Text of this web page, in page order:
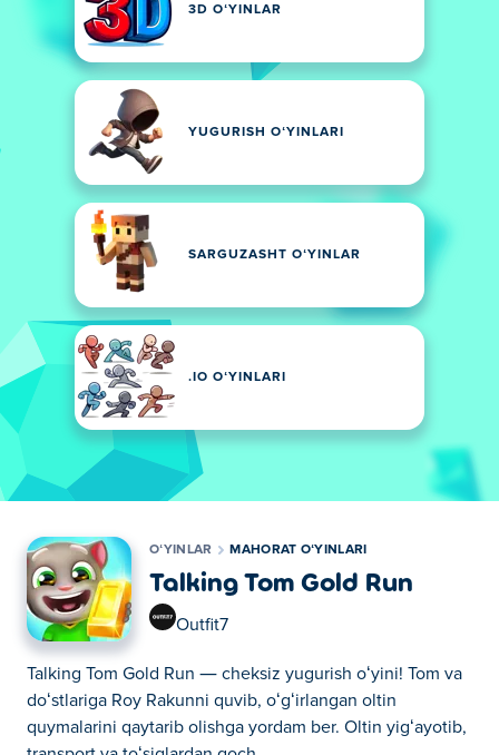
3D OʻYINLAR
YUGURISH OʻYINLARI
SARGUZASHT OʻYINLAR
.IO OʻYINLARI
OʻYINLAR MAHORAT OʻYINLARI
Talking Tom Gold Run
Outfit7
Talking Tom Gold Run — cheksiz yugurish oʻyini! Tom va
doʻstlariga Roy Rakunni quvib, oʻgʻirlangan oltin
quymalarini qaytarib olishga yordam ber. Oltin yigʻayotib,